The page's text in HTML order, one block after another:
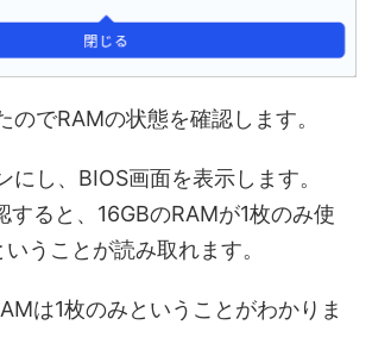
のでRAMの状態を確認します。
にし、BIOS画面を表示します。
すると、16GBのRAMが1枚のみ使
うことが読み取れます。
は1枚のみということがわかりま